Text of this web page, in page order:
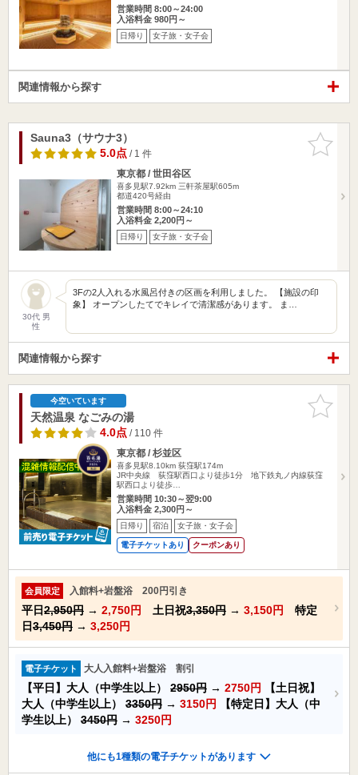
営業時間 8:00～24:00
入浴料金 980円～
日帰り 女子旅・女子会
関連情報から探す
お気に入
りに追加
Sauna3（サウナ3）
5.0点/ 1 件
東京都 / 世田谷区
喜多見駅7.92km 三軒茶屋駅605m
都道420号経由
営業時間 8:00～24:10
入浴料金 2,200円～
日帰り 女子旅・女子会
30代 男
性
3Fの2人入れる水風呂付きの区画を利用しました。 【施設の印
象】 オープンしたてでキレイで清潔感があります。 ま…
関連情報から探す
お気に入
りに追加
今空いています
天然温泉 なごみの湯
4.0点/ 110 件
東京都 / 杉並区
喜多見駅8.10km 荻窪駅174m
JR中央線 荻窪駅西口より徒歩1分 地下鉄丸ノ内線荻窪
駅西口より徒歩…
営業時間 10:30～翌9:00
入浴料金 2,300円～
日帰り 宿泊 女子旅・女子会
電子チケットあり クーポンあり
会員限定 入館料+岩盤浴 200円引き
平日2,950円 → 2,750円 土日祝3,350円 → 3,150円
特定
日3,450円 → 3,250円
電子チケット 大人入館料+岩盤浴 割引
【平日】大人（中学生以上） 2950円 → 2750円
【土日祝】
大人（中学生以上） 3350円 → 3150円
【特定日】大人（中
学生以上） 3450円 → 3250円
他にも1種類の電子チケットがあります